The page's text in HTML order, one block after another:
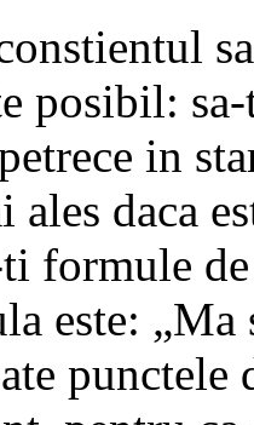
posibil:
in
daca
formule
este:
punctele